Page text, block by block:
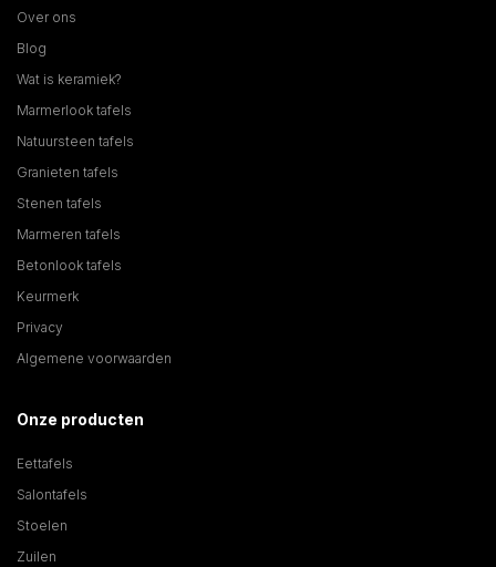
Over ons
Blog
Wat is keramiek?
Marmerlook tafels
Natuursteen tafels
Granieten tafels
Stenen tafels
Marmeren tafels
Betonlook tafels
Keurmerk
Privacy
Algemene voorwaarden
Onze producten
Eettafels
Salontafels
Stoelen
Zuilen